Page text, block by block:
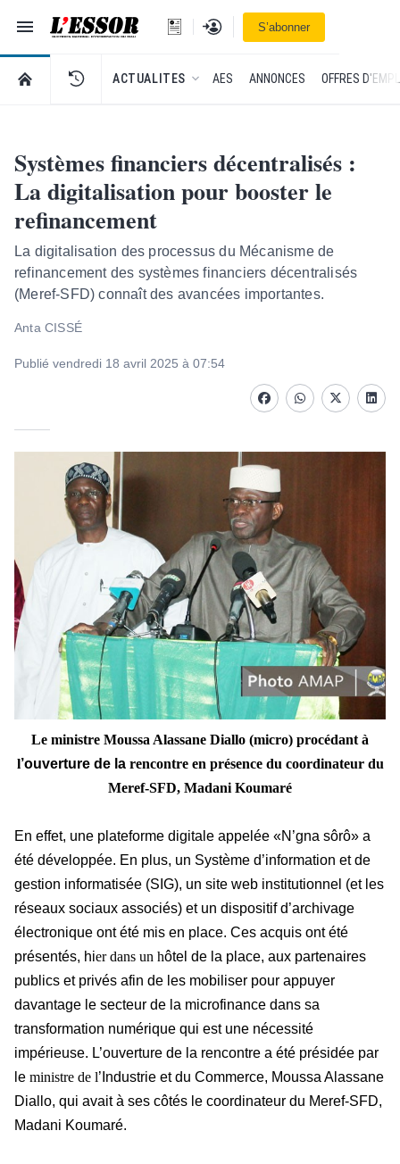
Navigation
L'Essor - retour à la une
Se connecterS’abonner
RETOUR À LA PAGE D’ACCUEIL DE L'ESSOR
ACTUALITES AES ANNONCES OFFRES
Systèmes financiers décentralisés :
La digitalisation pour booster le
refinancement
La digitalisation des processus du Mécanisme de
refinancement des systèmes financiers décentralisés
(Meref-SFD) connaît des avancées importantes.
Anta CISSÉ
Publié vendredi 18 avril 2025 à 07:54
FacebookwhatsappTwitter
Le ministre Moussa Alassane Diallo (micro) procédant à
l’ouverture de la rencontre en présence du coordinateur du
Meref-SFD, Madani Koumaré
En effet, une plateforme digitale appelée «N’gna sôrô» a
été développée. En plus, un Système d’information et de
gestion informatisée (SIG), un site web institutionnel (et les
réseaux sociaux associés) et un dispositif d’archivage
électronique ont été mis en place. Ces acquis ont été
présentés, hier dans un hôtel de la place, aux partenaires
publics et privés afin de les mobiliser pour appuyer
davantage le secteur de la microfinance dans sa
transformation numérique qui est une nécessité
impérieuse. L’ouverture de la rencontre a été présidée par
le ministre de l’Industrie et du Commerce, Moussa Alassane
Diallo, qui avait à ses côtés le coordinateur du Meref-SFD,
Madani Koumaré.